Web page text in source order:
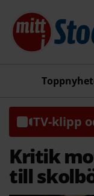
TV-klipp
Kritik
till